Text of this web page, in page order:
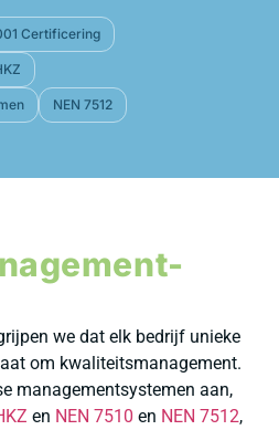
Certificering
NEN 7512
we dat elk bedrijf unieke
om kwaliteitsmanagement.
managementsystemen aan,
en NEN 7510 en NEN 7512,